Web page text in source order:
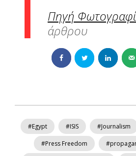
Πηγή
άρθρου
#Egypt #ISIS #Journalism
#Press Freedom